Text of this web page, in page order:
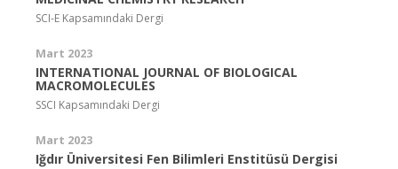
SCI-E Kapsamındaki Dergi
Mart 2023
INTERNATIONAL JOURNAL OF BIOLOGICAL
MACROMOLECULES
SSCI Kapsamındaki Dergi
Mart 2023
Iğdır Üniversitesi Fen Bilimleri Enstitüsü Dergisi